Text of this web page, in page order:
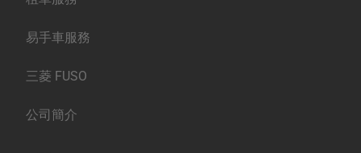
服務
易手車服務
三菱 FUSO
公司簡介